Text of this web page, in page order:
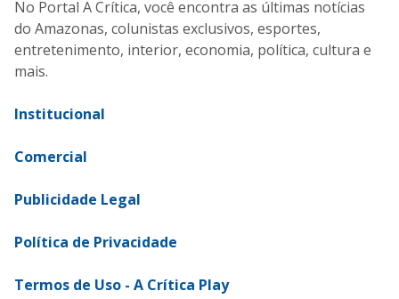
No Portal A Crítica, você encontra as últimas notícias
do Amazonas, colunistas exclusivos, esportes,
entretenimento, interior, economia, política, cultura e
mais.
Institucional
Comercial
Publicidade Legal
Política de Privacidade
Termos de Uso - A Crítica Play